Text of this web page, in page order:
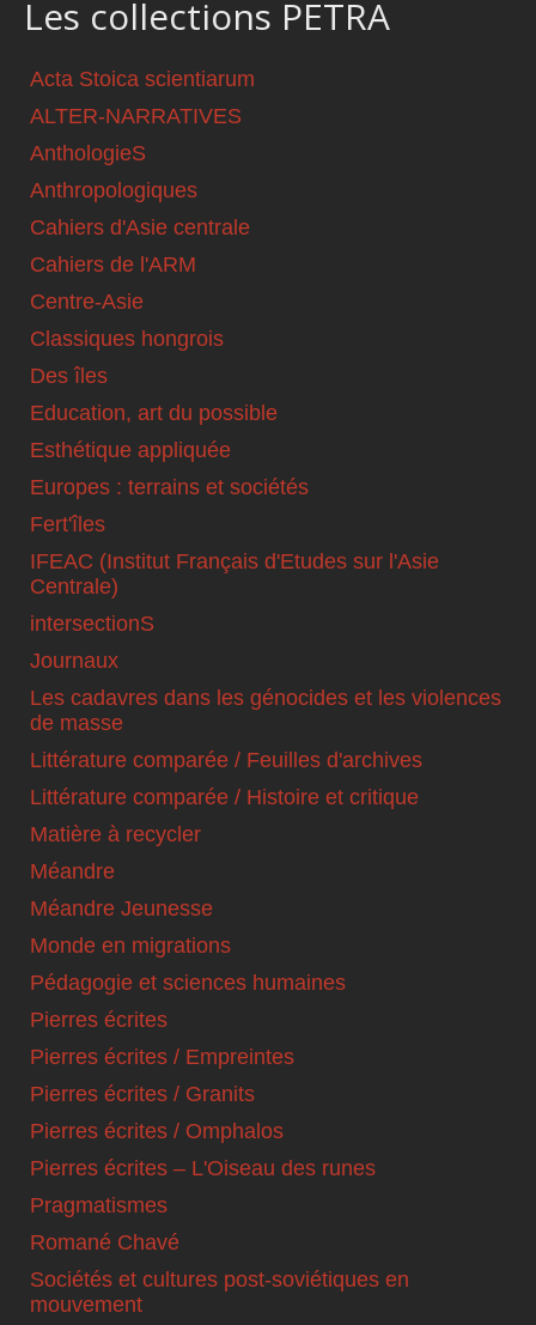
Les collections PETRA
Acta Stoica scientiarum
ALTER-NARRATIVES
AnthologieS
Anthropologiques
Cahiers d'Asie centrale
Cahiers de l'ARM
Centre-Asie
Classiques hongrois
Des îles
Education, art du possible
Esthétique appliquée
Europes : terrains et sociétés
Fert'îles
IFEAC (Institut Français d'Etudes sur l'Asie
Centrale)
intersectionS
Journaux
Les cadavres dans les génocides et les violences
de masse
Littérature comparée / Feuilles d'archives
Littérature comparée / Histoire et critique
Matière à recycler
Méandre
Méandre Jeunesse
Monde en migrations
Pédagogie et sciences humaines
Pierres écrites
Pierres écrites / Empreintes
Pierres écrites / Granits
Pierres écrites / Omphalos
Pierres écrites – L'Oiseau des runes
Pragmatismes
Romané Chavé
Sociétés et cultures post-soviétiques en
mouvement